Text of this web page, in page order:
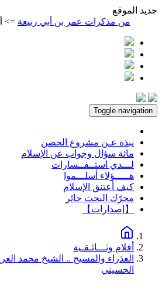
الموقع
من مذكرات عمر بن أبي ربيعة => أ.
Toggle navigation
نبذة عـن مشروع الحصن
مائة سؤال وجواب عن الإسلام
لـــدي استــفــسارات
هـــــؤلاء أسلـــموا
كيف أعتنق الإسلام
محرّك البحث حائر
【إصدارات】
أفلام وثـــائـقـية
العذراء والمسيح .. الشيخ محمد
الحسيني